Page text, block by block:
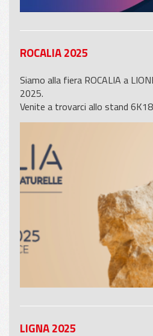
ROCALIA 2025
Siamo alla fiera ROCALIA a
2025.
Venite a trovarci allo stand
LIGNA 2025